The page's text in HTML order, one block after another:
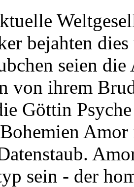
bejahten
seien
von ihrem
Göttin
sein - der